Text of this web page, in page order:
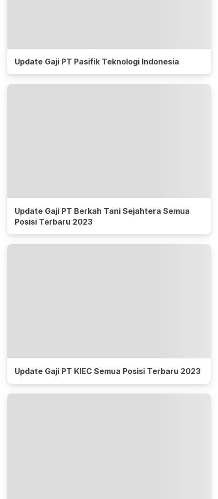
Update Gaji PT Pasifik Teknologi Indonesia
Update Gaji PT Berkah Tani Sejahtera Semua
Posisi Terbaru 2023
Update Gaji PT KIEC Semua Posisi Terbaru 2023